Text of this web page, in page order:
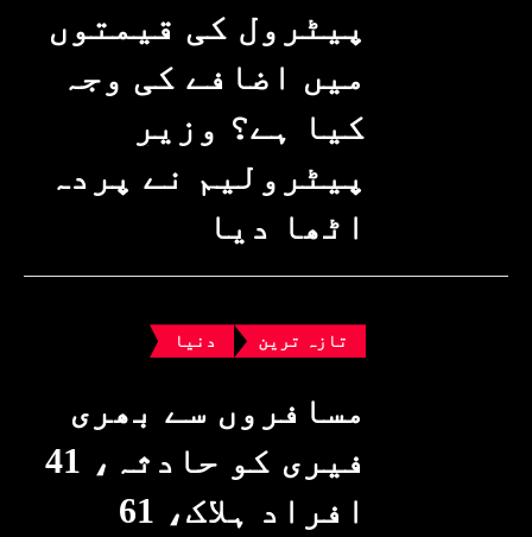
پیٹرول کی قیمتوں
میں اضافے کی وجہ
کیا ہے؟ وزیرِ
پیٹرولیم نے پردہ
اٹھا دیا
تازہ ترین دنیا
مسافروں سے بھری
فیری کو حادثہ، 41
افراد ہلاک، 61